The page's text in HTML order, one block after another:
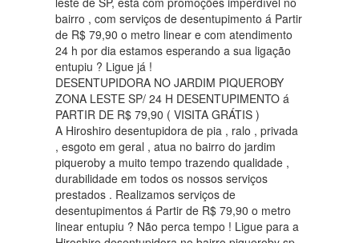
bairro , com serviços de desentupimento á Partir
de R$ 79,90 o metro linear e com atendimento
24 h por dia estamos esperando a sua ligação
entupiu ? Ligue já !
DESENTUPIDORA NO JARDIM PIQUEROBY
ZONA LESTE SP/ 24 H DESENTUPIMENTO á
PARTIR DE R$ 79,90 ( VISITA GRÁTIS )
A Hiroshiro desentupidora de pia , ralo , privada
, esgoto em geral , atua no bairro do jardim
piqueroby a muito tempo trazendo qualidade ,
durabilidade em todos os nossos serviços
prestados . Realizamos serviços de
desentupimentos á Partir de R$ 79,90 o metro
linear entupiu ? Não perca tempo ! Ligue para a